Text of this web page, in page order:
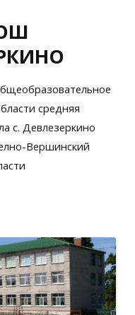
средняя
с. Девлезеркино
Вершинский